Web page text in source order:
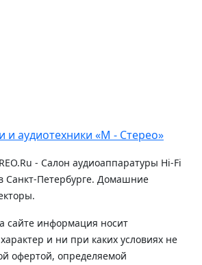
- Салон аудиоаппаратуры Hi-Fi
Санкт-Петербурге. Домашние
сайте информация носит
и ни при каких условиях не
офертой, определяемой